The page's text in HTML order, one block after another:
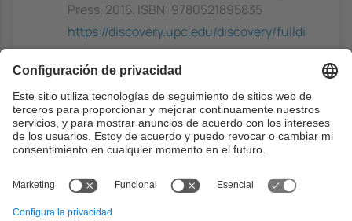
Press, 2015. ISBN: 9780521895835
https://discovery.upc.edu/discovery/fulldi
splay?
docid=alma991005219278706711&contex
t=L&vid=34CSUC_UPC:VU1&lang=ca
Capacidades previas